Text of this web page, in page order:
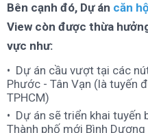
Bên cạnh đó, Dự án căn
View còn được thừa
vực như:
Dự án cầu vượt tại các
Phước - Tân Vạn (là tuyến
TPHCM)
Dự án sẽ triển khai tuyến
Thành phố mới Bình Dương